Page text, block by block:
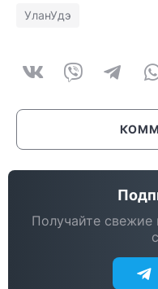
УланУдэ
Получайте